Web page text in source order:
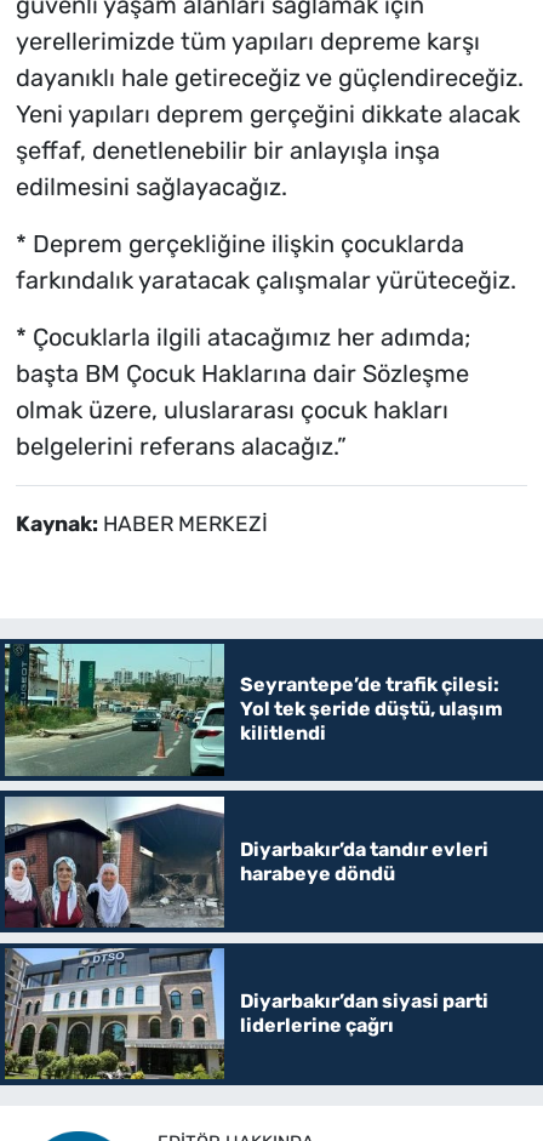
yerellerimizde tüm yapıları depreme karşı
dayanıklı hale getireceğiz ve güçlendireceğiz.
Yeni yapıları deprem gerçeğini dikkate alacak
şeffaf, denetlenebilir bir anlayışla inşa
edilmesini sağlayacağız.
* Deprem gerçekliğine ilişkin çocuklarda
farkındalık yaratacak çalışmalar yürüteceğiz.
* Çocuklarla ilgili atacağımız her adımda;
başta BM Çocuk Haklarına dair Sözleşme
olmak üzere, uluslararası çocuk hakları
belgelerini referans alacağız.”
Kaynak: HABER MERKEZİ
Seyrantepe’de trafik çilesi:
Yol tek şeride düştü, ulaşım
kilitlendi
Diyarbakır’da tandır evleri
harabeye döndü
Diyarbakır’dan siyasi parti
liderlerine çağrı